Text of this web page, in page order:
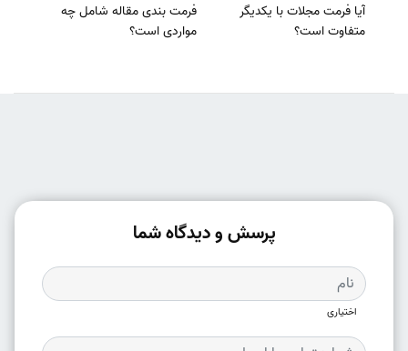
آیا فرمت مجلات با یکدیگر
متفاوت است؟
فرمت بندی مقاله شامل چه
مواردی است؟
پرسش و دیدگاه شما
اختیاری